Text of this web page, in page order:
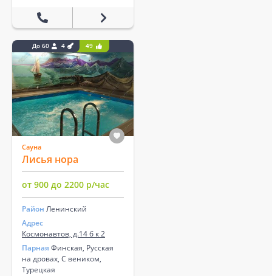
До 60 4 49
Сауна
Лисья нора
от 900 до 2200 р/час
Район Ленинский
Адрес
Космонавтов, д.14 б к 2
Парная Финская, Русская
на дровах, С веником,
Турецкая